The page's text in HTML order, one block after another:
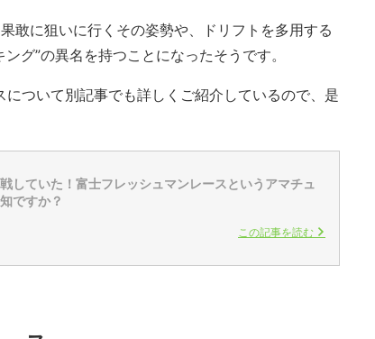
敢に狙いに行くその姿勢や、ドリフトを多用する
グ”の異名を持つことになったそうです。
ついて別記事でも詳しくご紹介しているので、是
していた！富士フレッシュマンレースというアマチュ
ですか？
この記事を読む